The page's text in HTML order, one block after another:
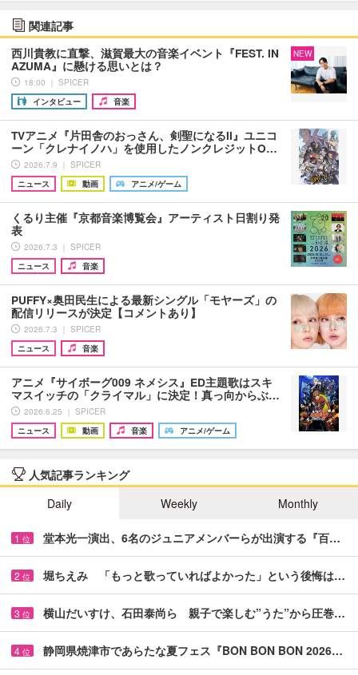
関連記事
西川貴教に直撃、滋賀最大の音楽イベント『FEST. IN
AZUMA』に懸ける思いとは？
18:00 ｜ SPICER
インタビュー
音楽
NEW
TVアニメ『片田舎のおっさん、剣聖になるII』ユニコ
ーン「クレナイノハ」を使用したノンクレジットO…
2026.7.9 ｜ SPICER
ニュース
動画 アニメ/ゲーム
くるり主催『京都音楽博覧会』アーティスト日割り発
表
2026.7.3 ｜ SPICER
ニュース
音楽
PUFFY×奥田民生による最新シングル「モヤーズ」の
配信リリースが決定【コメントあり】
2026.7.3 ｜ SPICER
ニュース
音楽
アニメ『サイボーグ009 ネメシス』ED主題歌はスキ
マスイッチの「クライマル」に決定！真っ向からぶ…
2026.6.25 ｜ SPICER
ニュース
動画 音楽 アニメ/ゲーム
人気記事ランキング
Daily
Weekly Monthly
1 位 堂本光一演出、6名のジュニアメンバーらが出演する『百…
2 位 堀ちえみ 「もっと歌っていればよかった」という後悔は…
3 位 横山だいすけ、石田泰尚ら 親子で楽しむ”うた”から圧巻…
4 位 静岡県焼津市であらたな夏フェス『BON BON BON 2026…